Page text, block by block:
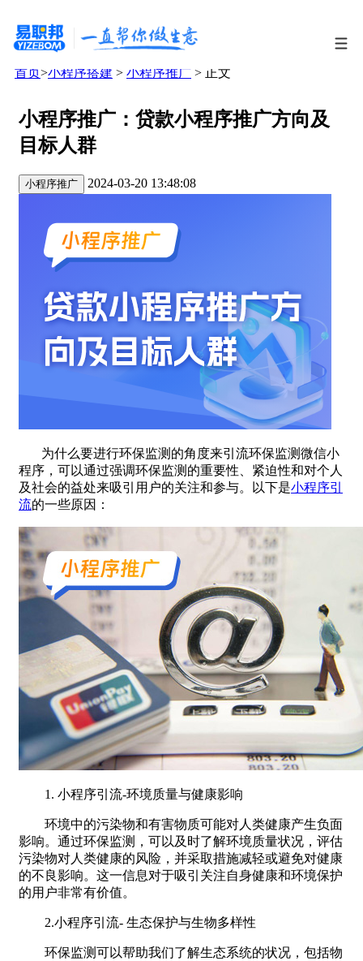
首页>小程序搭建 > 小程序推广 > 正文
小程序推广：贷款小程序推广方向及
目标人群
小程序推广 2024-03-20 13:48:08
为什么要进行环保监测的角度来引流环保监测微信小
程序，可以通过强调环保监测的重要性、紧迫性和对个人
及社会的益处来吸引用户的关注和参与。以下是小程序引
流的一些原因：
1. 小程序引流-环境质量与健康影响
环境中的污染物和有害物质可能对人类健康产生负面
影响。通过环保监测，可以及时了解环境质量状况，评估
污染物对人类健康的风险，并采取措施减轻或避免对健康
的不良影响。这一信息对于吸引关注自身健康和环境保护
的用户非常有价值。
2.小程序引流- 生态保护与生物多样性
环保监测可以帮助我们了解生态系统的状况，包括物